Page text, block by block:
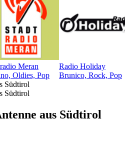
Meran
Oldies, Pop
Radio Holiday
Brunico, Rock, Pop
Südtirol
Südtirol
aus Südtirol